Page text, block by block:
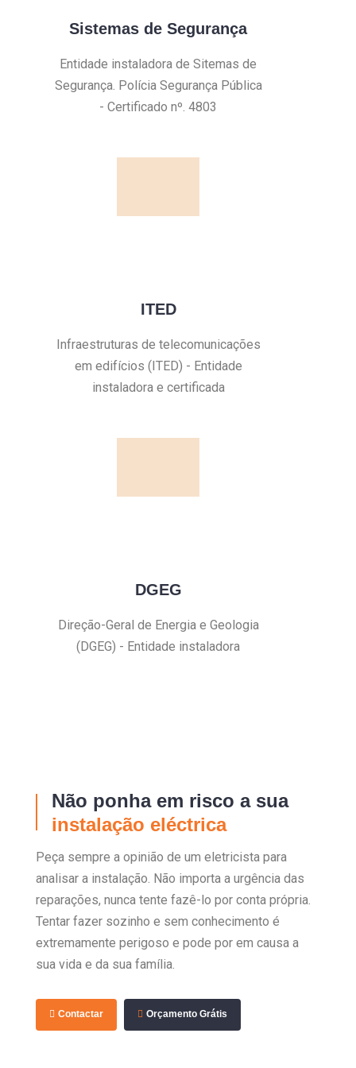
Sistemas de Segurança
Entidade instaladora de Sitemas de
Segurança. Polícia Segurança Pública
- Certificado nº. 4803
ITED
Infraestruturas de telecomunicações
em edifícios (ITED) - Entidade
instaladora e certificada
DGEG
Direção-Geral de Energia e Geologia
(DGEG) - Entidade instaladora
Não ponha em risco a sua
instalação eléctrica
Peça sempre a opinião de um eletricista para
analisar a instalação. Não importa a urgência das
reparações, nunca tente fazê-lo por conta própria.
Tentar fazer sozinho e sem conhecimento é
extremamente perigoso e pode por em causa a
sua vida e da sua família.
Contactar Orçamento Grátis